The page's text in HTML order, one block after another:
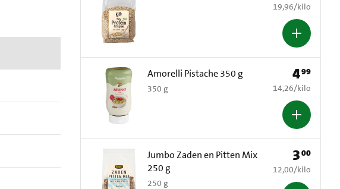
€ 19,96 per kilo
19,96/kilo
Amorelli Pistache 350 g
350 g
Prijs: € 4,99
499
€ 14,26 per kilo
14,26/kilo
Jumbo Zaden en Pitten Mix
250 g
250 g
Prijs: € 3,00
300
€ 12,00 per kilo
12,00/kilo